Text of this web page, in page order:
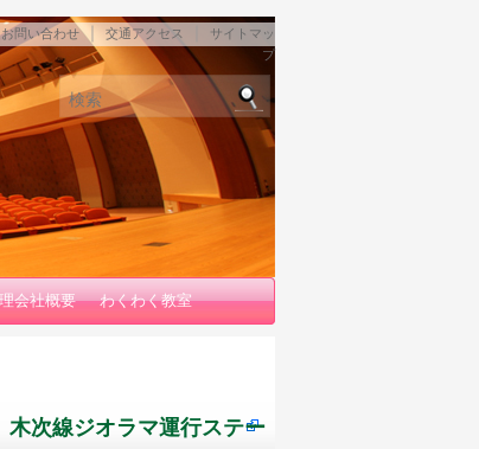
お問い合わせ｜ 交通アクセス
サイトマッ
プ
検索
会社概要 わくわく教室
次線ジオラマ運行ステー